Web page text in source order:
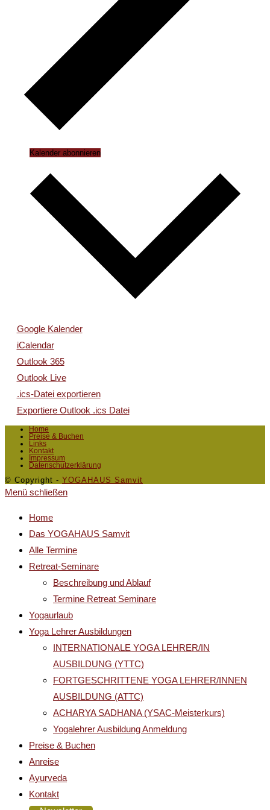
Kalender abonnieren
Google Kalender
iCalendar
Outlook 365
Outlook Live
.ics-Datei exportieren
Exportiere Outlook .ics Datei
Home
Preise & Buchen
Links
Kontakt
Impressum
Datenschutzerklärung
© Copyright - YOGAHAUS Samvit
Menü schließen
Home
Das YOGAHAUS Samvit
Alle Termine
Retreat-Seminare
Beschreibung und Ablauf
Termine Retreat Seminare
Yogaurlaub
Yoga Lehrer Ausbildungen
INTERNATIONALE YOGA LEHRER/IN
AUSBILDUNG (YTTC)
FORTGESCHRITTENE YOGA LEHRER/INNEN
AUSBILDUNG (ATTC)
ACHARYA SADHANA (YSAC-Meisterkurs)
Yogalehrer Ausbildung Anmeldung
Preise & Buchen
Anreise
Ayurveda
Kontakt